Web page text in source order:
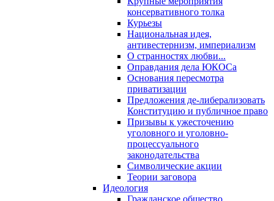
консервативного толка
Курьезы
Национальная идея,
антивестернизм, империализм
О странностях любви...
Оправдания дела ЮКОСа
Основания пересмотра
приватизации
Предложения де-либерализовать
Конституцию и публичное право
Призывы к ужесточению
уголовного и уголовно-
процессуального
законодательства
Символические акции
Теории заговора
Идеология